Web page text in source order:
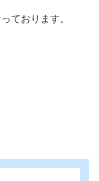
ております。